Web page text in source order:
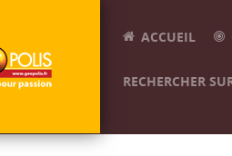
ACCUEIL
RECHERCHER